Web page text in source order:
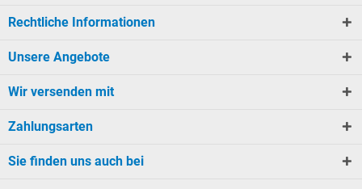
Rechtliche Informationen
Unsere Angebote
Wir versenden mit
Zahlungsarten
Sie finden uns auch bei